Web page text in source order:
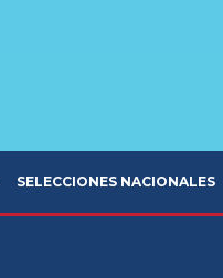
SELECCIONES NACIONALES